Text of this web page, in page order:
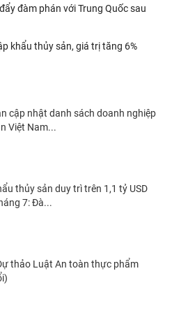
đàm phán với Trung Quốc sau
khẩu thủy sản, giá trị tăng 6%
cập nhật danh sách doanh nghiệp
Việt Nam...
thủy sản duy trì trên 1,1 tỷ USD
7: Đà...
thảo Luật An toàn thực phẩm